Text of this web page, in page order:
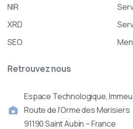
NIR
XRD
SEO
Retrouveznous
Espace Technologique,
Route de l’Orme des Merisiers
91190 Saint Aubin – France